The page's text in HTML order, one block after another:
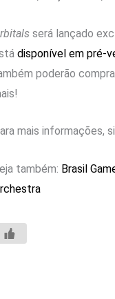
será lançado
disponível em pré-
poderão
mais informações,
também: Brasil